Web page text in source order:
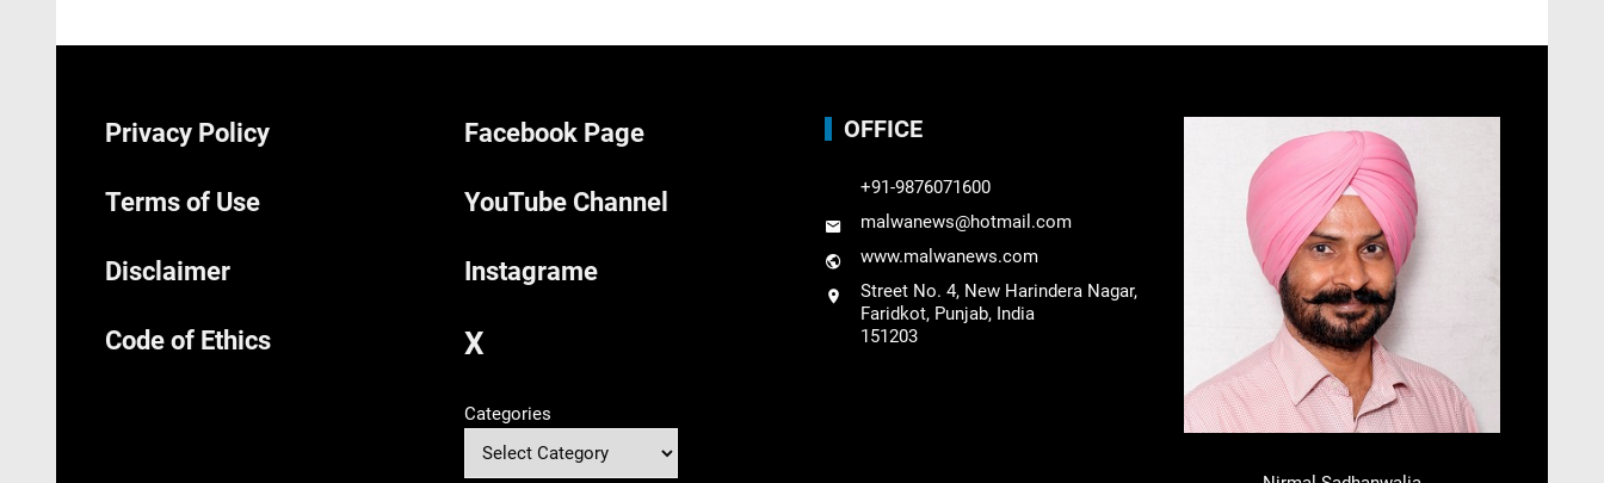
Privacy Policy
Terms of Use
Disclaimer
Code of Ethics
Facebook Page
YouTube Channel
Instagrame
X
Categories
OFFICE
+91-9876071600
malwanews@hotmail.com
www.malwanews.com
Street No. 4, New Harindera Nagar,
Faridkot, Punjab, India
151203